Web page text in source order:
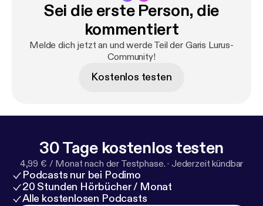
Sei die erste Person, die
kommentiert
Melde dich jetzt an und werde Teil der Garis Lurus-
Community!
Kostenlos testen
30 Tage kostenlos testen
4,99 € / Monat nach der Testphase. · Jederzeit kündbar
Podcasts nur bei Podimo
20 Stunden Hörbücher / Monat
Alle kostenlosen Podcasts